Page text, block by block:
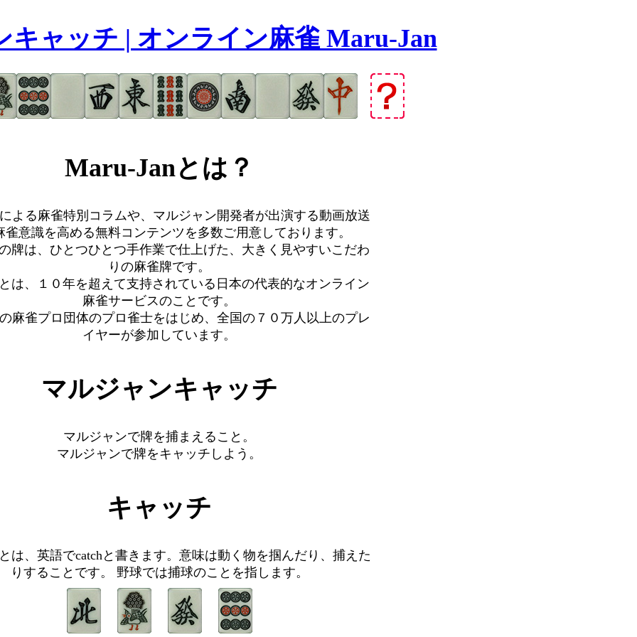
キャッチ | オンライン麻雀 Maru-Jan
Maru-Janとは？
よる麻雀特別コラムや、マルジャン開発者が出演する動画放送
雀意識を高める無料コンテンツを多数ご用意しております。
牌は、ひとつひとつ手作業で仕上げた、大きく見やすいこだわ
りの麻雀牌です。
は、１０年を超えて支持されている日本の代表的なオンライン
麻雀サービスのことです。
麻雀プロ団体のプロ雀士をはじめ、全国の７０万人以上のプレ
イヤーが参加しています。
マルジャンキャッチ
マルジャンで牌を捕まえること。
マルジャンで牌をキャッチしよう。
キャッチ
は、英語でcatchと書きます。意味は動く物を掴んだり、捕えた
りすることです。 野球では捕球のことを指します。